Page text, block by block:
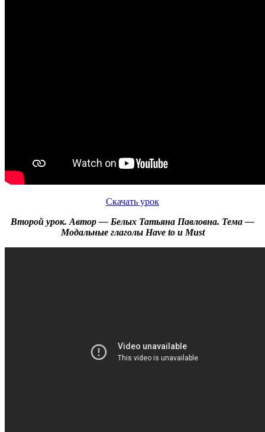
Скачать урок
Второй урок. Автор — Белых Татьяна Павловна. Тема —
Модальные глаголы Have to и Must